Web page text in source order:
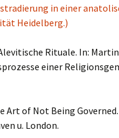
in einer
Heidelberg.)
Rituale. In:
einer
Art of Not Being
u. London.